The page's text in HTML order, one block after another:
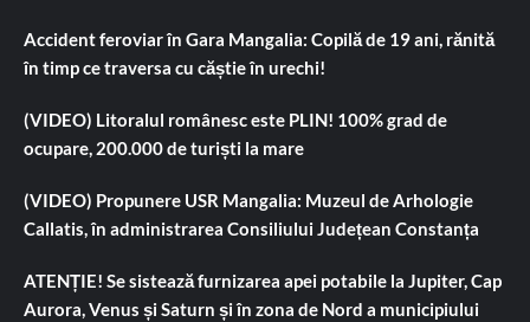
Accident feroviar în Gara Mangalia: Copilă de 19 ani, rănită
în timp ce traversa cu căștie în urechi!
(VIDEO) Litoralul românesc este PLIN! 100% grad de
ocupare, 200.000 de turiști la mare
(VIDEO) Propunere USR Mangalia: Muzeul de Arhologie
Callatis, în administrarea Consiliului Județean Constanța
ATENȚIE! Se sistează furnizarea apei potabile la Jupiter, Cap
Aurora, Venus și Saturn și în zona de Nord a municipiului